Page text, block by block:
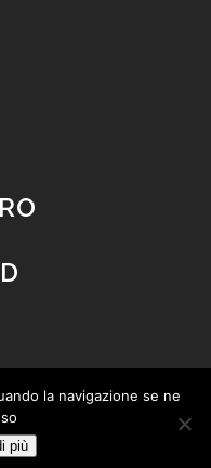
finanziaria indipendente -
di vendita
la navigazione se ne
più